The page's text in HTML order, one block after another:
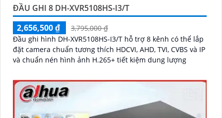
ĐẦU GHI 8 DH-XVR5108HS-I3/T
2,656,500 ₫
3,795,000 ₫
Đầu ghi hình DH-XVR5108HS-I3/T hỗ trợ 8 kênh có thể lắp
đặt camera chuẩn tương thích HDCVI, AHD, TVI, CVBS và IP
và chuẩn nén hình ảnh H.265+ tiết kiệm dung lượng